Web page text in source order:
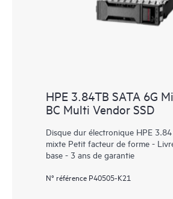
HPE 3.84TB SATA 6G
BC Multi Vendor SSD
Disque dur électronique HPE
mixte Petit facteur de forme -
base - 3 ans de garantie
N° référence P40505-K21